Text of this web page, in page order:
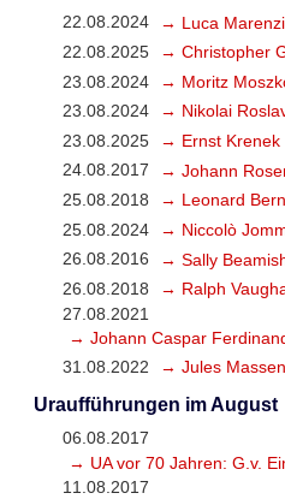
22.08.2024
→ Luca
22.08.2025
→ Christopher
23.08.2024
→ Moritz
23.08.2024
→ Nikolai
23.08.2025
→ Ernst Krenek
24.08.2017
→ Johann
25.08.2018
→ Leonard
25.08.2024
→ Niccolò
26.08.2016
→ Sally
26.08.2018
→ Ralph
27.08.2021
→ Johann Caspar
31.08.2022
→ Jules
Uraufführungen im August
06.08.2017
→ UA vor 70 Jahren: G.v.
11.08.2017